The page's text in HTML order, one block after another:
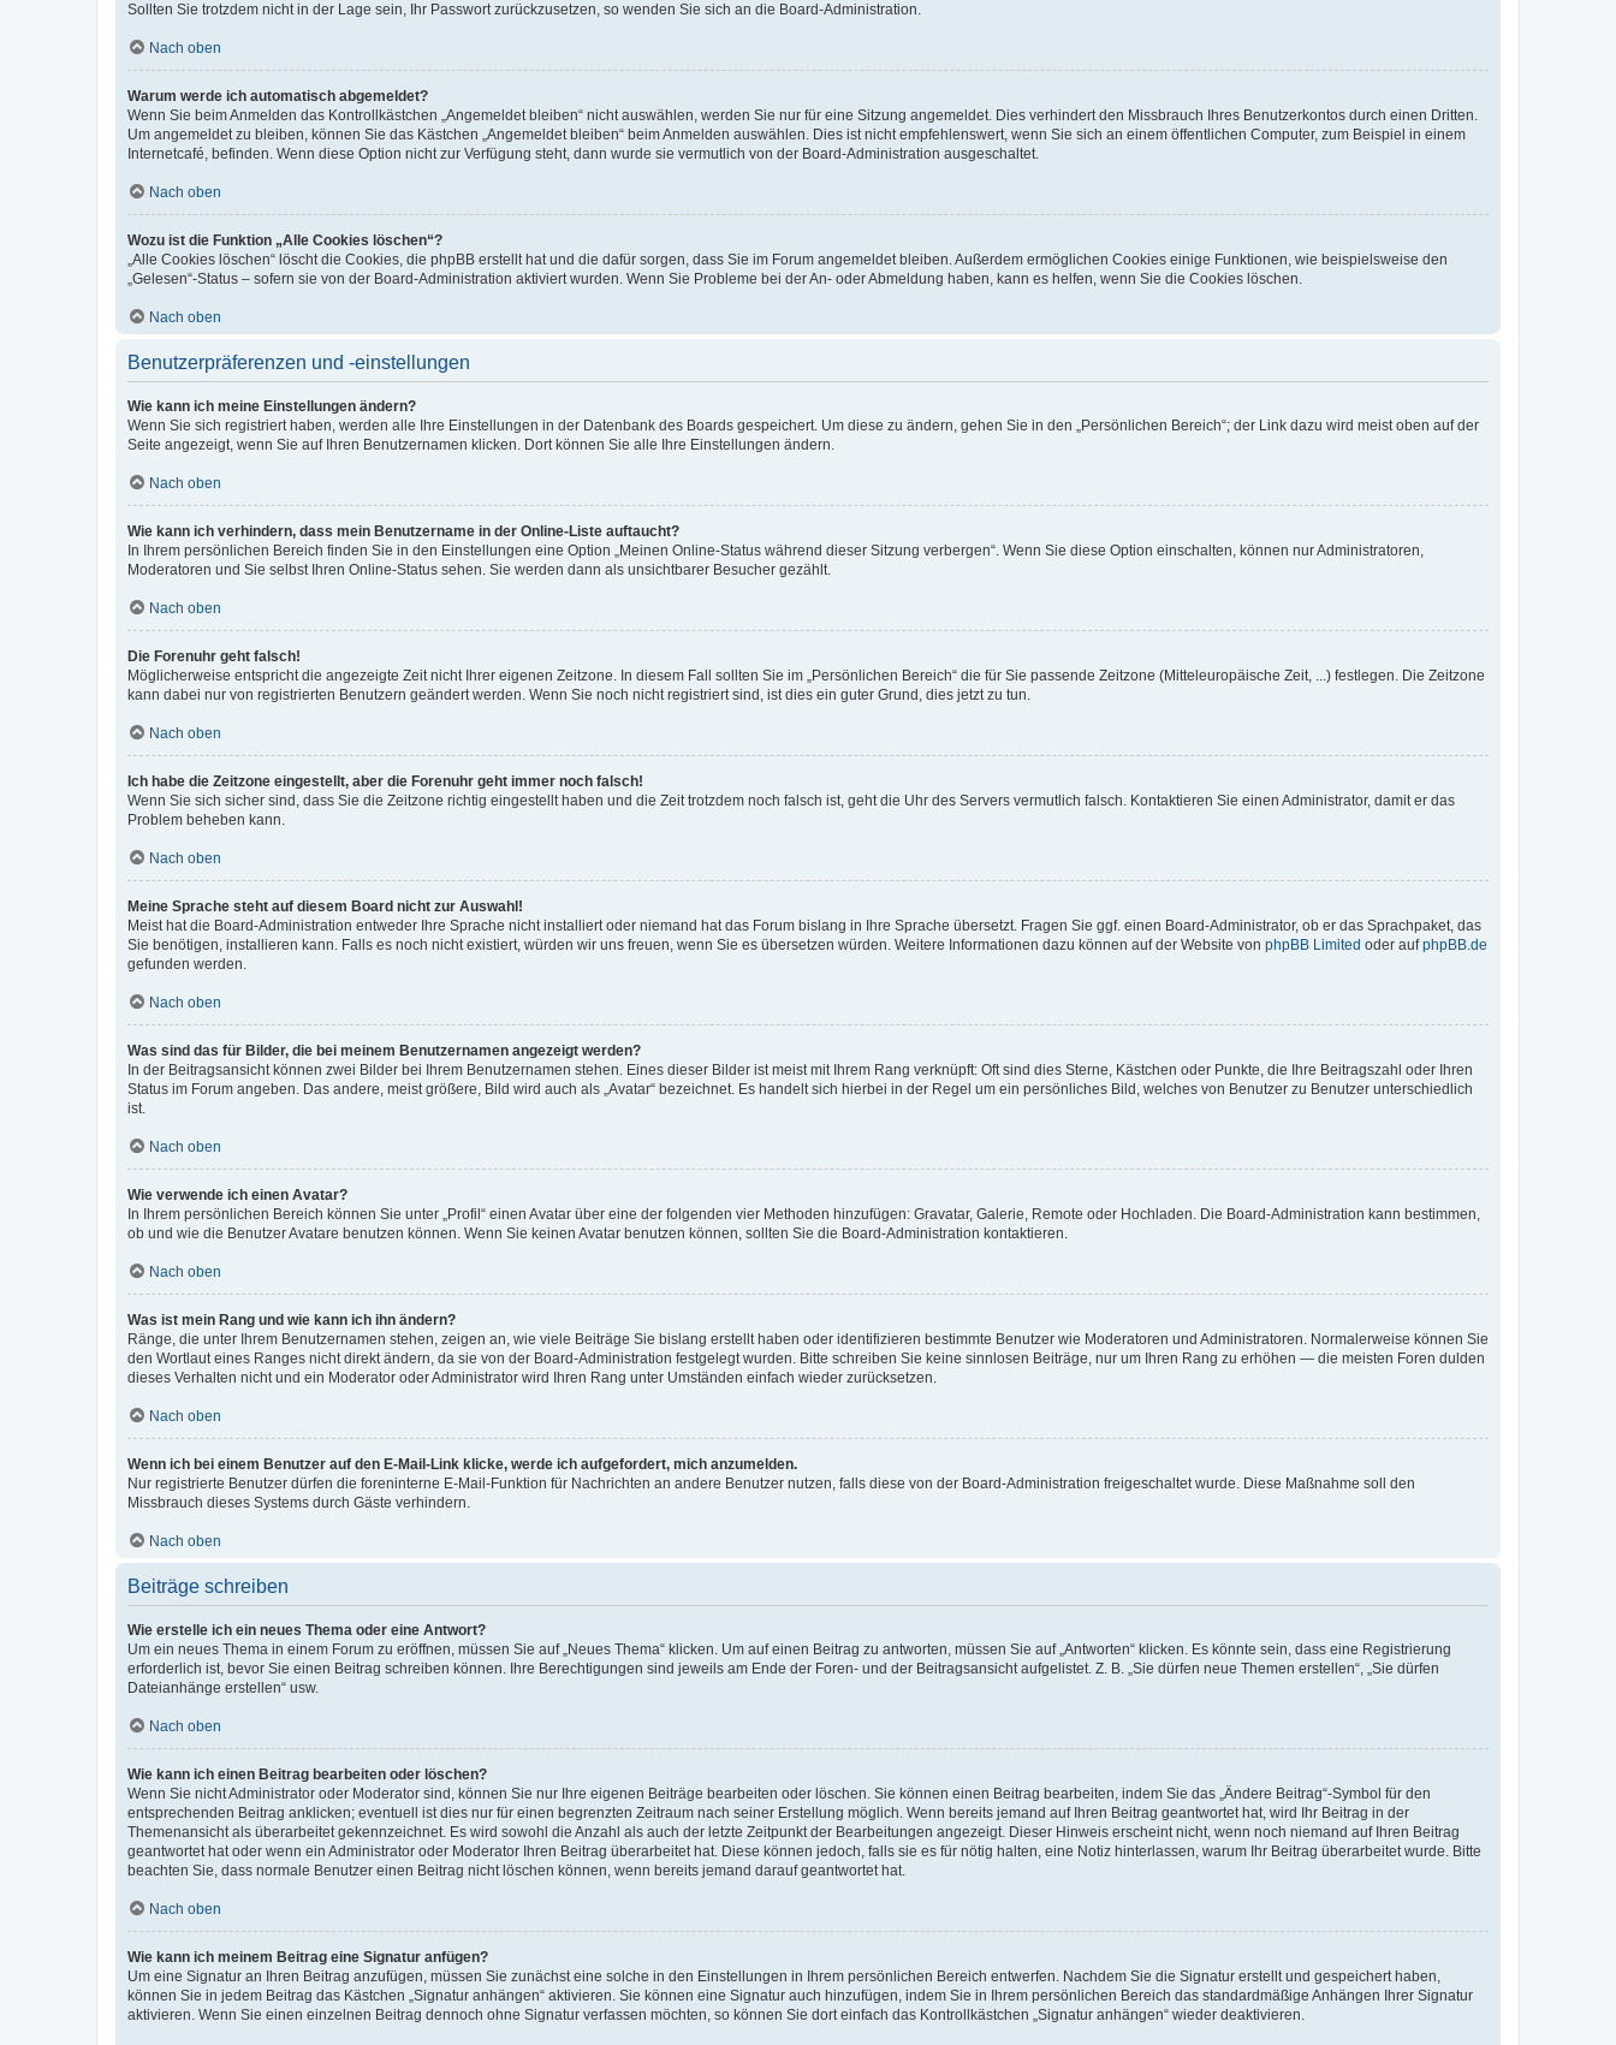
Sollten Sie trotzdem nicht in der Lage sein, Ihr Passwort zurückzusetzen, so wenden Sie sich an die Board-Administration.
Nach oben
Warum werde ich automatisch abgemeldet?
Wenn Sie beim Anmelden das Kontrollkästchen „Angemeldet bleiben“ nicht auswählen, werden Sie nur für eine Sitzung angemeldet. Dies verhindert den Missbrauch Ihres Benutzerkontos durch einen Dritten.
Um angemeldet zu bleiben, können Sie das Kästchen „Angemeldet bleiben“ beim Anmelden auswählen. Dies ist nicht empfehlenswert, wenn Sie sich an einem öffentlichen Computer, zum Beispiel in einem
Internetcafé, befinden. Wenn diese Option nicht zur Verfügung steht, dann wurde sie vermutlich von der Board-Administration ausgeschaltet.
Nach oben
Wozu ist die Funktion „Alle Cookies löschen“?
„Alle Cookies löschen“ löscht die Cookies, die phpBB erstellt hat und die dafür sorgen, dass Sie im Forum angemeldet bleiben. Außerdem ermöglichen Cookies einige Funktionen, wie beispielsweise den
„Gelesen“-Status – sofern sie von der Board-Administration aktiviert wurden. Wenn Sie Probleme bei der An- oder Abmeldung haben, kann es helfen, wenn Sie die Cookies löschen.
Nach oben
Benutzerpräferenzen und -einstellungen
Wie kann ich meine Einstellungen ändern?
Wenn Sie sich registriert haben, werden alle Ihre Einstellungen in der Datenbank des Boards gespeichert. Um diese zu ändern, gehen Sie in den „Persönlichen Bereich“; der Link dazu wird meist oben auf der
Seite angezeigt, wenn Sie auf Ihren Benutzernamen klicken. Dort können Sie alle Ihre Einstellungen ändern.
Nach oben
Wie kann ich verhindern, dass mein Benutzername in der Online-Liste auftaucht?
In Ihrem persönlichen Bereich finden Sie in den Einstellungen eine Option „Meinen Online-Status während dieser Sitzung verbergen“. Wenn Sie diese Option einschalten, können nur Administratoren,
Moderatoren und Sie selbst Ihren Online-Status sehen. Sie werden dann als unsichtbarer Besucher gezählt.
Nach oben
Die Forenuhr geht falsch!
Möglicherweise entspricht die angezeigte Zeit nicht Ihrer eigenen Zeitzone. In diesem Fall sollten Sie im „Persönlichen Bereich“ die für Sie passende Zeitzone (Mitteleuropäische Zeit, ...) festlegen. Die Zeitzone
kann dabei nur von registrierten Benutzern geändert werden. Wenn Sie noch nicht registriert sind, ist dies ein guter Grund, dies jetzt zu tun.
Nach oben
Ich habe die Zeitzone eingestellt, aber die Forenuhr geht immer noch falsch!
Wenn Sie sich sicher sind, dass Sie die Zeitzone richtig eingestellt haben und die Zeit trotzdem noch falsch ist, geht die Uhr des Servers vermutlich falsch. Kontaktieren Sie einen Administrator, damit er das
Problem beheben kann.
Nach oben
Meine Sprache steht auf diesem Board nicht zur Auswahl!
Meist hat die Board-Administration entweder Ihre Sprache nicht installiert oder niemand hat das Forum bislang in Ihre Sprache übersetzt. Fragen Sie ggf. einen Board-Administrator, ob er das Sprachpaket, das
Sie benötigen, installieren kann. Falls es noch nicht existiert, würden wir uns freuen, wenn Sie es übersetzen würden. Weitere Informationen dazu können auf der Website von phpBB Limited oder aufphpBB.de
gefunden werden.
Nach oben
Was sind das für Bilder, die bei meinem Benutzernamen angezeigt werden?
In der Beitragsansicht können zwei Bilder bei Ihrem Benutzernamen stehen. Eines dieser Bilder ist meist mit Ihrem Rang verknüpft: Oft sind dies Sterne, Kästchen oder Punkte, die Ihre Beitragszahl oder Ihren
Status im Forum angeben. Das andere, meist größere, Bild wird auch als „Avatar“ bezeichnet. Es handelt sich hierbei in der Regel um ein persönliches Bild, welches von Benutzer zu Benutzer unterschiedlich
ist.
Nach oben
Wie verwende ich einen Avatar?
In Ihrem persönlichen Bereich können Sie unter „Profil“ einen Avatar über eine der folgenden vier Methoden hinzufügen: Gravatar, Galerie, Remote oder Hochladen. Die Board-Administration kann bestimmen,
ob und wie die Benutzer Avatare benutzen können. Wenn Sie keinen Avatar benutzen können, sollten Sie die Board-Administration kontaktieren.
Nach oben
Was ist mein Rang und wie kann ich ihn ändern?
Ränge, die unter Ihrem Benutzernamen stehen, zeigen an, wie viele Beiträge Sie bislang erstellt haben oder identifizieren bestimmte Benutzer wie Moderatoren und Administratoren. Normalerweise können Sie
den Wortlaut eines Ranges nicht direkt ändern, da sie von der Board-Administration festgelegt wurden. Bitte schreiben Sie keine sinnlosen Beiträge, nur um Ihren Rang zu erhöhen — die meisten Foren dulden
dieses Verhalten nicht und ein Moderator oder Administrator wird Ihren Rang unter Umständen einfach wieder zurücksetzen.
Nach oben
Wenn ich bei einem Benutzer auf den E-Mail-Link klicke, werde ich aufgefordert, mich anzumelden.
Nur registrierte Benutzer dürfen die foreninterne E-Mail-Funktion für Nachrichten an andere Benutzer nutzen, falls diese von der Board-Administration freigeschaltet wurde. Diese Maßnahme soll den
Missbrauch dieses Systems durch Gäste verhindern.
Nach oben
Beiträge schreiben
Wie erstelle ich ein neues Thema oder eine Antwort?
Um ein neues Thema in einem Forum zu eröffnen, müssen Sie auf „Neues Thema“ klicken. Um auf einen Beitrag zu antworten, müssen Sie auf „Antworten“ klicken. Es könnte sein, dass eine Registrierung
erforderlich ist, bevor Sie einen Beitrag schreiben können. Ihre Berechtigungen sind jeweils am Ende der Foren- und der Beitragsansicht aufgelistet. Z. B. „Sie dürfen neue Themen erstellen“, „Sie dürfen
Dateianhänge erstellen“ usw.
Nach oben
Wie kann ich einen Beitrag bearbeiten oder löschen?
Wenn Sie nicht Administrator oder Moderator sind, können Sie nur Ihre eigenen Beiträge bearbeiten oder löschen. Sie können einen Beitrag bearbeiten, indem Sie das „Ändere Beitrag“-Symbol für den
entsprechenden Beitrag anklicken; eventuell ist dies nur für einen begrenzten Zeitraum nach seiner Erstellung möglich. Wenn bereits jemand auf Ihren Beitrag geantwortet hat, wird Ihr Beitrag in der
Themenansicht als überarbeitet gekennzeichnet. Es wird sowohl die Anzahl als auch der letzte Zeitpunkt der Bearbeitungen angezeigt. Dieser Hinweis erscheint nicht, wenn noch niemand auf Ihren Beitrag
geantwortet hat oder wenn ein Administrator oder Moderator Ihren Beitrag überarbeitet hat. Diese können jedoch, falls sie es für nötig halten, eine Notiz hinterlassen, warum Ihr Beitrag überarbeitet wurde. Bitte
beachten Sie, dass normale Benutzer einen Beitrag nicht löschen können, wenn bereits jemand darauf geantwortet hat.
Nach oben
Wie kann ich meinem Beitrag eine Signatur anfügen?
Um eine Signatur an Ihren Beitrag anzufügen, müssen Sie zunächst eine solche in den Einstellungen in Ihrem persönlichen Bereich entwerfen. Nachdem Sie die Signatur erstellt und gespeichert haben,
können Sie in jedem Beitrag das Kästchen „Signatur anhängen“ aktivieren. Sie können eine Signatur auch hinzufügen, indem Sie in Ihrem persönlichen Bereich das standardmäßige Anhängen Ihrer Signatur
aktivieren. Wenn Sie einen einzelnen Beitrag dennoch ohne Signatur verfassen möchten, so können Sie dort einfach das Kontrollkästchen „Signatur anhängen“ wieder deaktivieren.